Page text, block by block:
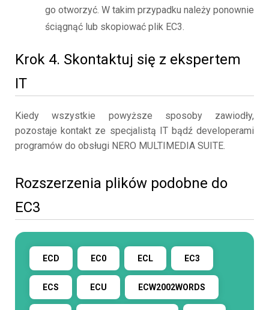
go otworzyć. W takim przypadku należy ponownie
ściągnąć lub skopiować plik EC3.
Krok 4. Skontaktuj się z ekspertem
IT
Kiedy wszystkie powyższe sposoby zawiodły,
pozostaje kontakt ze specjalistą IT bądź developerami
programów do obsługi NERO MULTIMEDIA SUITE.
Rozszerzenia plików podobne do
EC3
ECD EC0 ECL EC3
ECS ECU ECW2002WORDS